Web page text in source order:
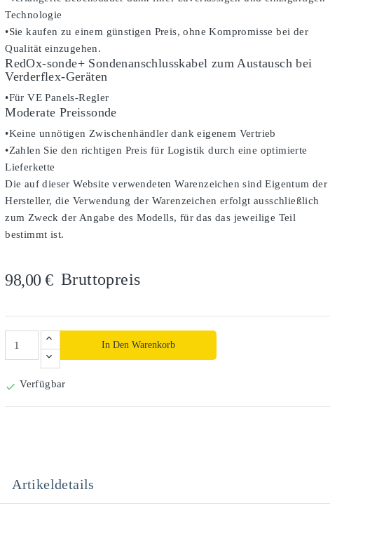
Technologie
•Sie kaufen zu einem günstigen Preis, ohne Kompromisse bei der
Qualität einzugehen.
RedOx-sonde+ Sondenanschlusskabel zum Austausch bei
Verderflex-Geräten
•Für VE Panels-Regler
Moderate Preissonde
•Keine unnötigen Zwischenhändler dank eigenem Vertrieb
•Zahlen Sie den richtigen Preis für Logistik durch eine optimierte
Lieferkette
Die auf dieser Website verwendeten Warenzeichen sind Eigentum der
Hersteller, die Verwendung der Warenzeichen erfolgt ausschließlich
zum Zweck der Angabe des Modells, für das das jeweilige Teil
bestimmt ist.
98,00 € Bruttopreis
In Den Warenkorb
 Verfügbar
Artikeldetails